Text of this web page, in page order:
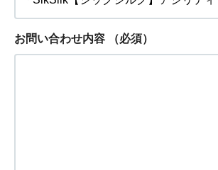
お問い合わせ内容 （必須）